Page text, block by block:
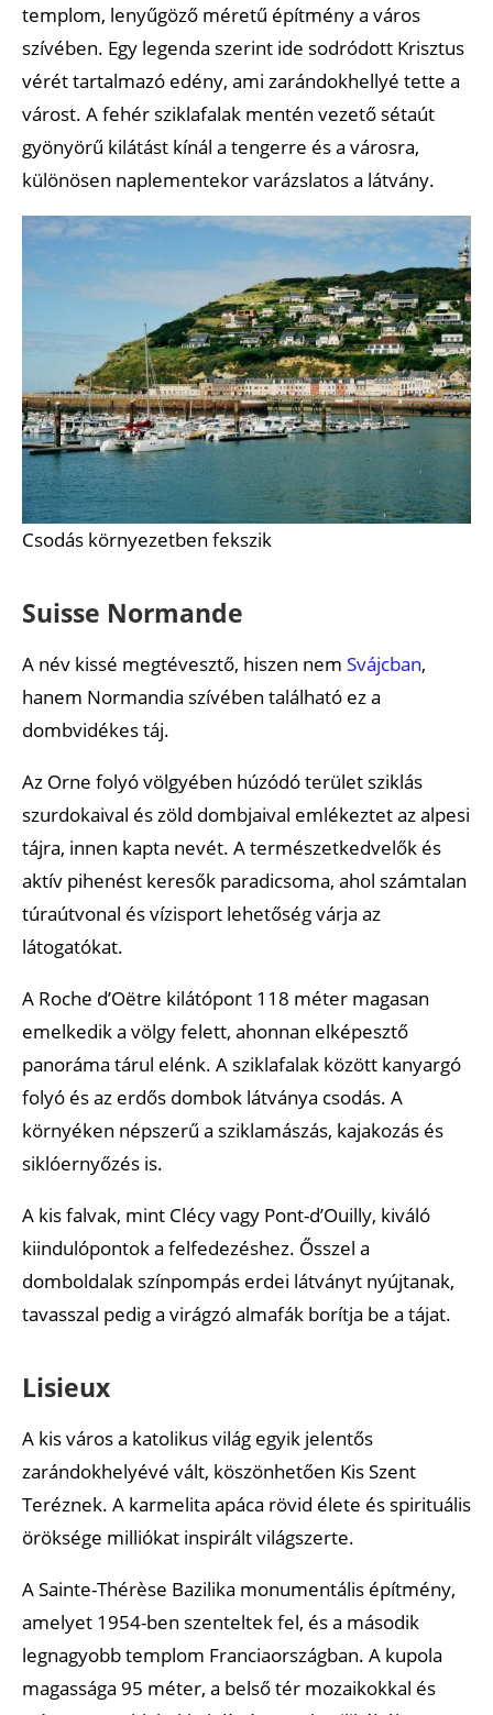
templom, lenyűgöző méretű építmény a város
szívében. Egy legenda szerint ide sodródott Krisztus
vérét tartalmazó edény, ami zarándokhellyé tette a
várost. A fehér sziklafalak mentén vezető sétaút
gyönyörű kilátást kínál a tengerre és a városra,
különösen naplementekor varázslatos a látvány.
Csodás környezetben fekszik
Suisse Normande
A név kissé megtévesztő, hiszen nem Svájcban,
hanem Normandia szívében található ez a
dombvidékes táj.
Az Orne folyó völgyében húzódó terület sziklás
szurdokaival és zöld dombjaival emlékeztet az alpesi
tájra, innen kapta nevét. A természetkedvelők és
aktív pihenést keresők paradicsoma, ahol számtalan
túraútvonal és vízisport lehetőség várja az
látogatókat.
A Roche d’Oëtre kilátópont 118 méter magasan
emelkedik a völgy felett, ahonnan elképesztő
panoráma tárul elénk. A sziklafalak között kanyargó
folyó és az erdős dombok látványa csodás. A
környéken népszerű a sziklamászás, kajakozás és
siklóernyőzés is.
A kis falvak, mint Clécy vagy Pont-d’Ouilly, kiváló
kiindulópontok a felfedezéshez. Ősszel a
domboldalak színpompás erdei látványt nyújtanak,
tavasszal pedig a virágzó almafák borítja be a tájat.
Lisieux
A kis város a katolikus világ egyik jelentős
zarándokhelyévé vált, köszönhetően Kis Szent
Teréznek. A karmelita apáca rövid élete és spirituális
öröksége milliókat inspirált világszerte.
A Sainte-Thérèse Bazilika monumentális építmény,
amelyet 1954-ben szenteltek fel, és a második
legnagyobb templom Franciaországban. A kupola
magassága 95 méter, a belső tér mozaikokkal és